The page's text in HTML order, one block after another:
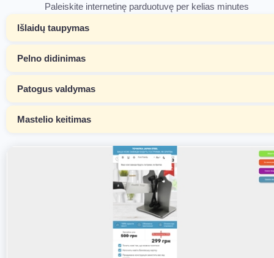
Paleiskite internetinę parduotuvę per kelias minutes
Išlaidų taupymas
Pelno didinimas
Patogus valdymas
Mastelio keitimas